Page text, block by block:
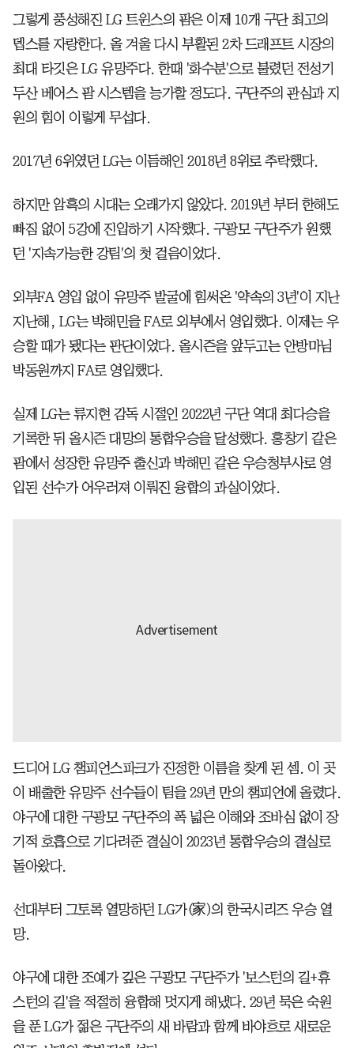
그렇게 풍성해진 LG 트윈스의 팜은 이제 10개 구단 최고의
뎁스를 자랑한다. 올 겨울 다시 부활된 2차 드래프트 시장의
최대 타깃은 LG 유망주다. 한때 '화수분'으로 불렸던 전성기
두산 베어스 팜 시스템을 능가할 정도다. 구단주의 관심과 지
원의 힘이 이렇게 무섭다.
2017년 6위였던 LG는 이듬해인 2018년 8위로 추락했다.
하지만 암흑의 시대는 오래가지 않았다. 2019년 부터 한해도
빠짐 없이 5강에 진입하기 시작했다. 구광모 구단주가 원했
던 '지속가능한 강팀'의 첫 걸음이었다.
외부FA 영입 없이 유망주 발굴에 힘써온 '약속의 3년'이 지난
지난해, LG는 박해민을 FA로 외부에서 영입했다. 이제는 우
승할 때가 됐다는 판단이었다. 올시즌을 앞두고는 안방마님
박동원까지 FA로 영입했다.
실제 LG는 류지현 감독 시절인 2022년 구단 역대 최다승을
기록한 뒤 올시즌 대망의 통합우승을 달성했다. 홍창기 같은
팜에서 성장한 유망주 출신과 박해민 같은 우승청부사로 영
입된 선수가 어우러져 이뤄진 융합의 과실이었다.
드디어 LG 챔피언스파크가 진정한 이름을 찾게 된 셈. 이 곳
이 배출한 유망주 선수들이 팀을 29년 만의 챔피언에 올렸다.
야구에 대한 구광모 구단주의 폭 넓은 이해와 조바심 없이 장
기적 호흡으로 기다려준 결실이 2023년 통합우승의 결실로
돌아왔다.
선대부터 그토록 열망하던 LG가(家)의 한국시리즈 우승 열
망.
야구에 대한 조예가 깊은 구광모 구단주가 '보스턴의 길+휴
스턴의 길'을 적절히 융합해 멋지게 해냈다. 29년 묵은 숙원
을 푼 LG가 젊은 구단주의 새 바람과 함께 바야흐로 새로운